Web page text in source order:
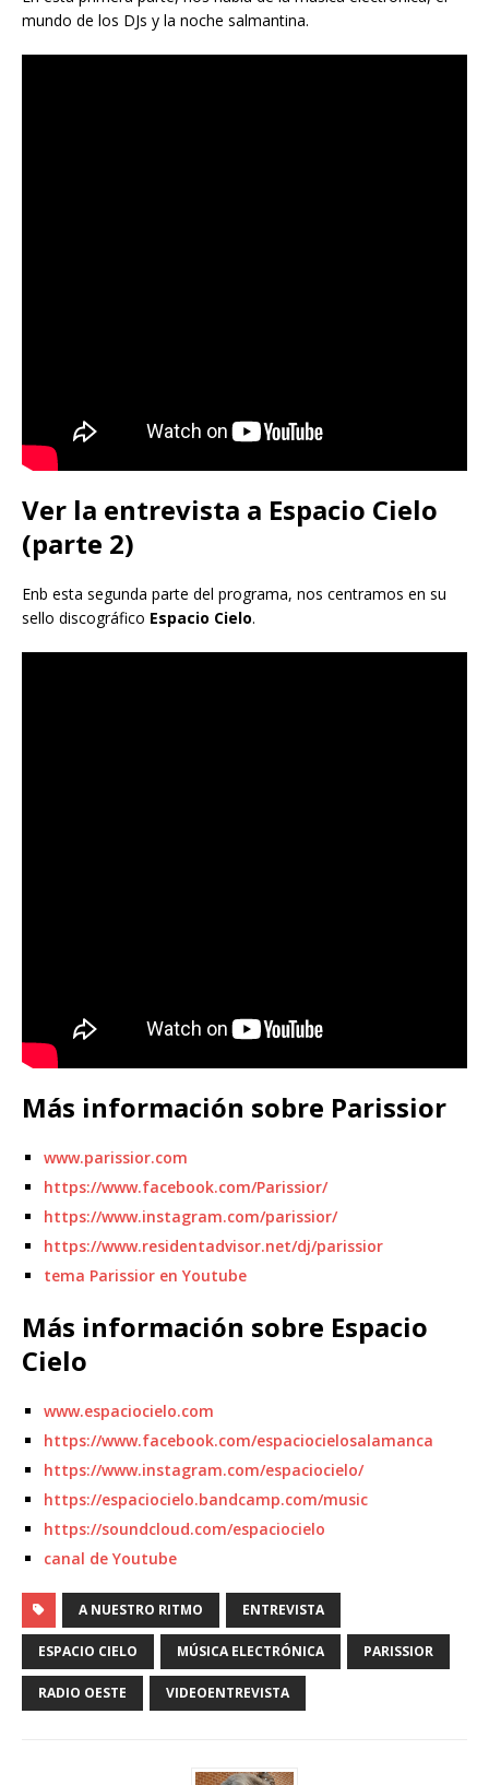
mundo de los DJs y la noche salmantina.
Ver la entrevista a Espacio Cielo
(parte 2)
Enb esta segunda parte del programa, nos centramos en su
sello discográfico Espacio Cielo.
Más información sobre Parissior
www.parissior.com
https://www.facebook.com/Parissior/
https://www.instagram.com/parissior/
https://www.residentadvisor.net/dj/parissior
tema Parissior en Youtube
Más información sobre Espacio
Cielo
www.espaciocielo.com
https://www.facebook.com/espaciocielosalamanca
https://www.instagram.com/espaciocielo/
https://espaciocielo.bandcamp.com/music
https://soundcloud.com/espaciocielo
canal de Youtube
A NUESTRO RITMO ENTREVISTA
ESPACIO CIELO MÚSICA ELECTRÓNICA PARISSIOR
RADIO OESTE VIDEOENTREVISTA